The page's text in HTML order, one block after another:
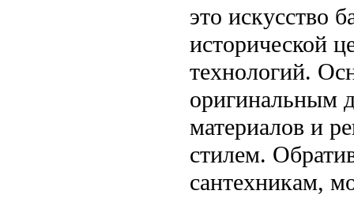
это искусство
исторической
технологий.
оригинальным
материалов и
стилем.
сантехникам,